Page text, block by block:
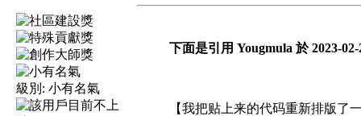
級別: 小有名氣
下面是引用 Yougmula 於 2023-
【我把贴上来的代码重新排版了